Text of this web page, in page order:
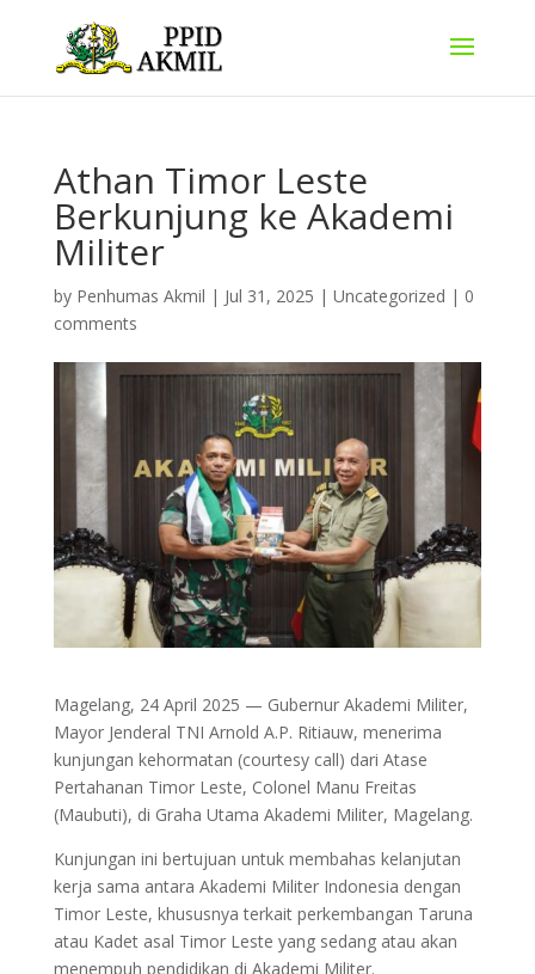
Athan Timor Leste
Berkunjung ke Akademi
Militer
by Penhumas Akmil | Jul 31, 2025 | Uncategorized | 0
comments
Magelang, 24 April 2025 — Gubernur Akademi Militer,
Mayor Jenderal TNI Arnold A.P. Ritiauw, menerima
kunjungan kehormatan (courtesy call) dari Atase
Pertahanan Timor Leste, Colonel Manu Freitas
(Maubuti), di Graha Utama Akademi Militer, Magelang.
Kunjungan ini bertujuan untuk membahas kelanjutan
kerja sama antara Akademi Militer Indonesia dengan
Timor Leste, khususnya terkait perkembangan Taruna
atau Kadet asal Timor Leste yang sedang atau akan
menempuh pendidikan di Akademi Militer.